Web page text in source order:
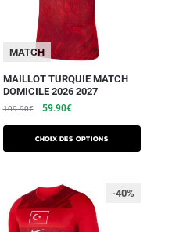
MATCH
MAILLOT TURQUIE MATCH
DOMICILE 2026 2027
109.90€ 59.90€
Choix des options
-40%